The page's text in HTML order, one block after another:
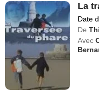
La
Date
De
Avec